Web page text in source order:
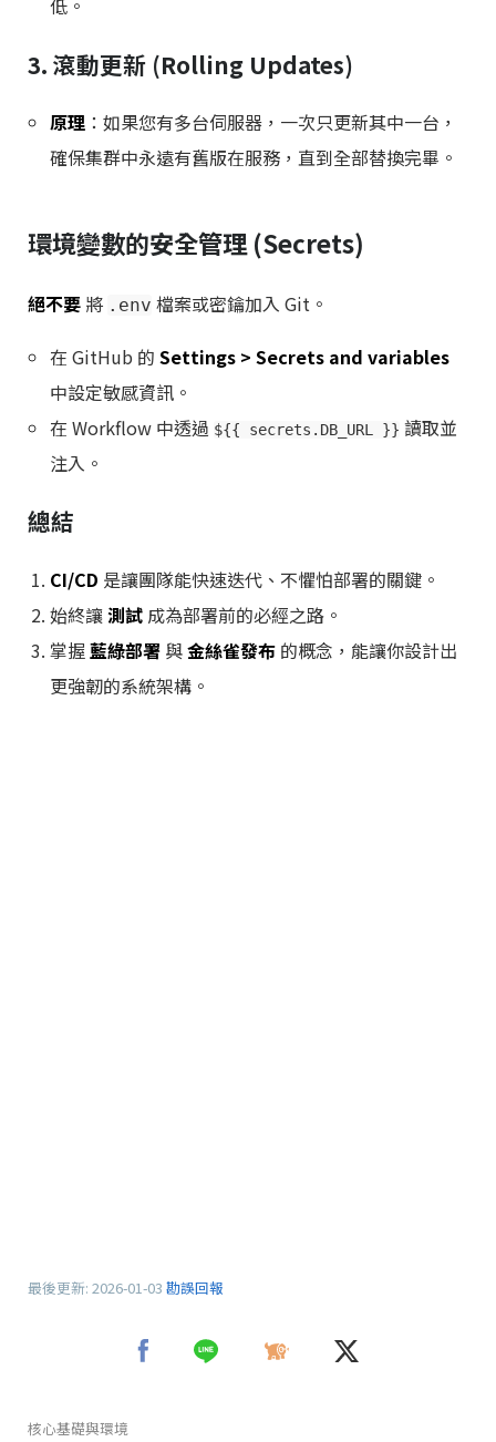
3. 滾動更新 (Rolling Updates)
原理 ：如果您有多台伺服器，一次只更新其中一台，
確保集群中永遠有舊版在服務，直到全部替換完畢。
環境變數的安全管理 (Secrets)
絕不要 將 .env 檔案或密鑰加入 Git。
在 GitHub 的 Settings > Secrets and variables
中設定敏感資訊。
在 Workflow 中透過 ${{ secrets.DB_URL }} 讀取並
注入。
總結
CI/CD 是讓團隊能快速迭代、不懼怕部署的關鍵。
始終讓測試 成為部署前的必經之路。
掌握藍綠部署 與金絲雀發布 的概念，能讓你設計出
更強韌的系統架構。
最後更新: 2026-01-03 勘誤回報
核心基礎與環境